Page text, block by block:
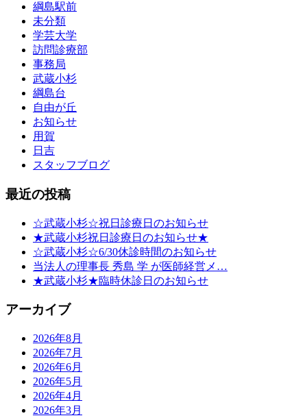
綱島駅前
未分類
学芸大学
訪問診療部
事務局
武蔵小杉
綱島台
自由が丘
お知らせ
用賀
日吉
スタッフブログ
最近の投稿
☆武蔵小杉☆祝日診療日のお知らせ
★武蔵小杉祝日診療日のお知らせ★
☆武蔵小杉☆6/30休診時間のお知らせ
当法人の理事長 秀島 学 が医師経営メ…
★武蔵小杉★臨時休診日のお知らせ
アーカイブ
2026年8月
2026年7月
2026年6月
2026年5月
2026年4月
2026年3月